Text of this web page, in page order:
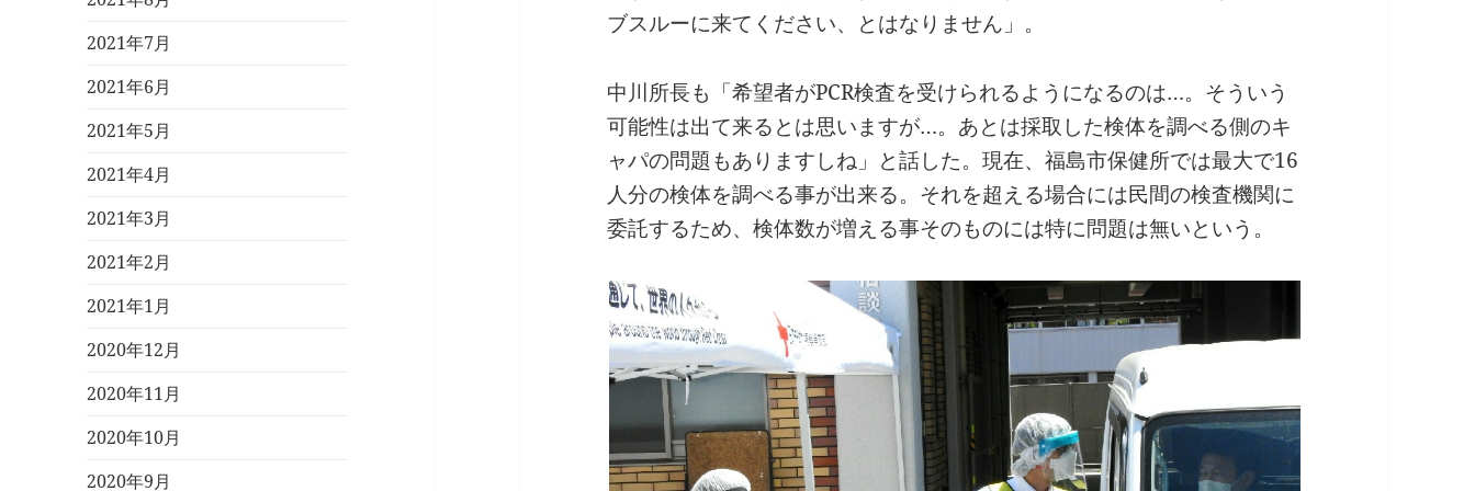
2021年7月
2021年6月
2021年5月
2021年4月
2021年3月
2021年2月
2021年1月
2020年12月
2020年11月
2020年10月
2020年9月
ブスルーに来てください、とはなりません」。
中川所長も「希望者がPCR検査を受けられるようになるのは…。そういう
可能性は出て来るとは思いますが…。あとは採取した検体を調べる側のキ
ャパの問題もありますしね」と話した。現在、福島市保健所では最大で16
人分の検体を調べる事が出来る。それを超える場合には民間の検査機関に
委託するため、検体数が増える事そのものには特に問題は無いという。